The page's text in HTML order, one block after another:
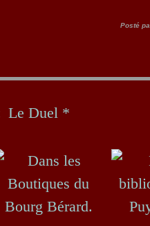
Posté
Le Duel *